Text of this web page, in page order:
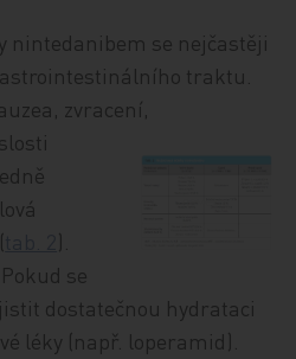
nintedanibem se nejčastěji
traktu.
zvracení,
losti
).
se
dostatečnou hydrataci
léky (např. loperamid).